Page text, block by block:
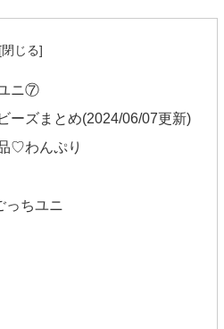
ニ⑦
ーズまとめ(2024/06/07更新)
♡わんぷり
ちユニ